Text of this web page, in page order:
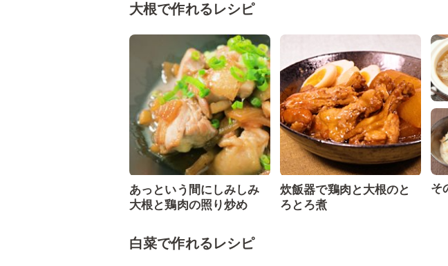
大根で作れるレシピ
あっという間にしみしみ
大根と鶏肉の照り炒め
炊飯器で鶏肉と大根のと
ろとろ煮
そ
白菜で作れるレシピ